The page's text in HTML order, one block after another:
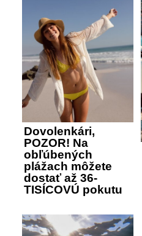
Dovolenkári,
POZOR! Na
obľúbených
plážach môžete
dostať až 36-
TISÍCOVÚ pokutu